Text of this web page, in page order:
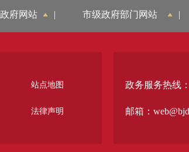
府网站 | 市级政府部门网站 |
站点地图
法律声明
政务服务热线
邮箱：